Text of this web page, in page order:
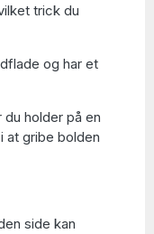
trick du
og har et
holder på en
at gribe bolden
side kan